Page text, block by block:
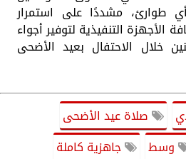
طوارئ، مشددًا على استمرار
الأجهزة التنفيذية لتوفير أجواء
خلال الاحتفال بعيد الأضحى
صلاة عيد الأضحى
وسط
جاهزية كاملة